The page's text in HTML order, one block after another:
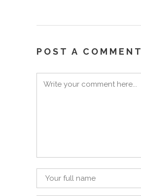
POST A COMMENT